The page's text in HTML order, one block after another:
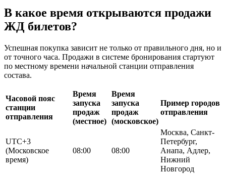
В какое время открываются продажи
ЖД билетов?
Успешная покупка зависит не только от правильного дня, но и
от точного часа. Продажи в системе бронирования стартуют
по местному времени начальной станции отправления
состава.
Часовой пояс
станции
отправления
Время
запуска
продаж
(местное)
Время
запуска
продаж
(московское)
Пример городов
отправления
UTC+3
(Московское
время)
08:00 08:00
Москва, Санкт-
Петербург,
Анапа, Адлер,
Нижний
Новгород